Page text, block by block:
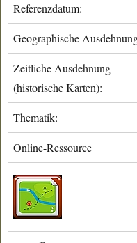
Referenzdatum:
Geographische
Zeitliche Ausdehnung
(historische Karten):
Thematik:
Online-Ressource